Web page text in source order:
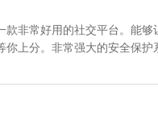
非常好用的社交平台。能够
上分。非常强大的安全保护